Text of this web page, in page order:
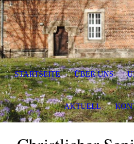
STARTSEITE ÜBER UNS
AKTUELL